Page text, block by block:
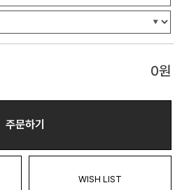
0원
주문하기
WISH LIST